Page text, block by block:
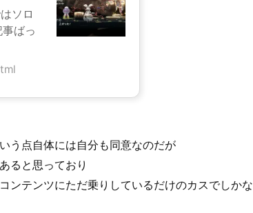
ソロ
ばっ
う点自体には自分も同意なのだが
ると思っており
ンテンツにただ乗りしているだけのカスでしかな